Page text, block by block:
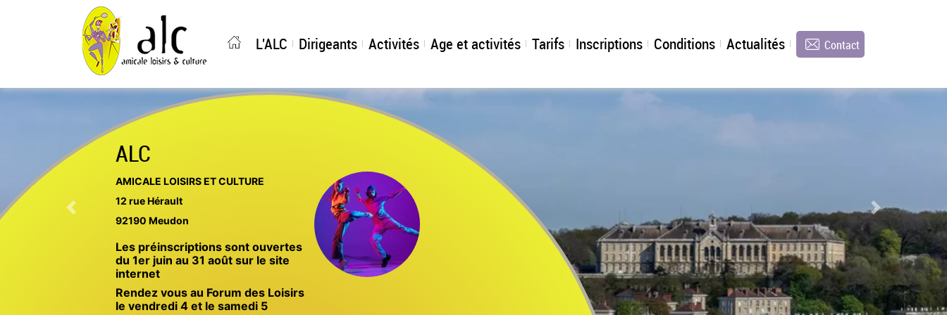
L'ALC Dirigeants Activités Age et activités Tarifs Inscriptions Conditions Actualités Contact
ALC
AMICALE LOISIRS ET CULTURE
12 rue Hérault
92190 Meudon
Les préinscriptions sont ouvertes
du 1er juin au 31 août sur le site
internet
Rendez vous au Forum des Loisirs
le vendredi 4 et le samedi 5
Previous Next